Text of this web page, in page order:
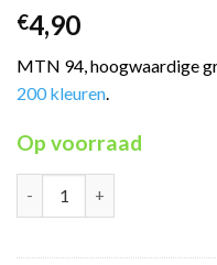
€4,90
MTN 94, hoogwaardige
200 kleuren
Op voorraad